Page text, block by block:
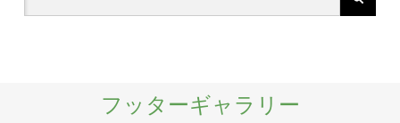
フッターギャラリー